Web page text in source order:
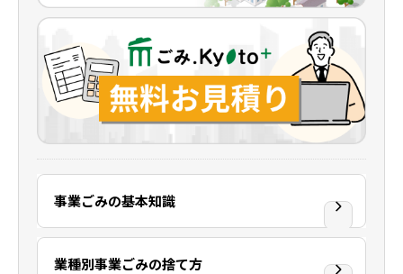
事業ごみの基本知識
業種別事業ごみの捨て方